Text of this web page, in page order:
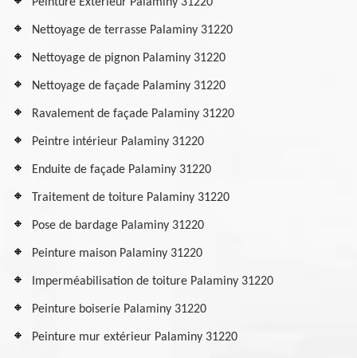
Nettoyage de terrasse Palaminy 31220
Nettoyage de pignon Palaminy 31220
Nettoyage de façade Palaminy 31220
Ravalement de façade Palaminy 31220
Peintre intérieur Palaminy 31220
Enduite de façade Palaminy 31220
Traitement de toiture Palaminy 31220
Pose de bardage Palaminy 31220
Peinture maison Palaminy 31220
Imperméabilisation de toiture Palaminy 31220
Peinture boiserie Palaminy 31220
Peinture mur extérieur Palaminy 31220